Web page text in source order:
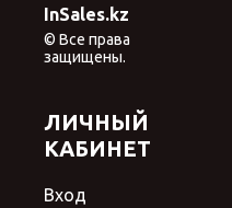
InSales.kz
© Все права
защищены.
ЛИЧНЫЙ
КАБИНЕТ
Вход